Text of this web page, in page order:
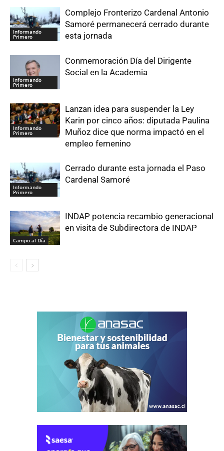
Informando
Primero
Complejo Fronterizo Cardenal Antonio
Samoré permanecerá cerrado durante
esta jornada
Informando
Primero
Conmemoración Día del Dirigente
Social en la Academia
Informando
Primero
Lanzan idea para suspender la Ley
Karin por cinco años: diputada Paulina
Muñoz dice que norma impactó en el
empleo femenino
Informando
Primero
Cerrado durante esta jornada el Paso
Cardenal Samoré
Campo al Día
INDAP potencia recambio generacional
en visita de Subdirectora de INDAP